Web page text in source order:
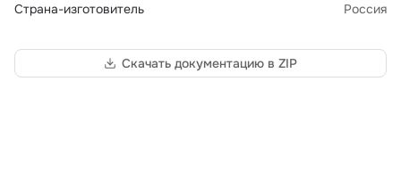
Страна-изготовитель Россия
Скачать документацию в ZIP